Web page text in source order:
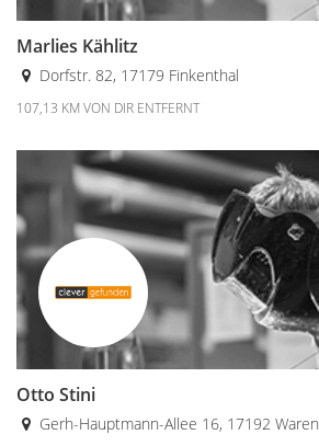
Marlies Kählitz
Dorfstr. 82, 17179 Finkenthal
107,13 KM VON DIR ENTFERNT
Otto Stini
Gerh-Hauptmann-Allee 16, 17192 Waren